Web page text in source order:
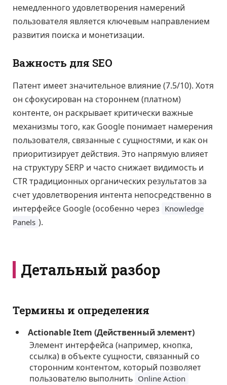
немедленного удовлетворения намерений
пользователя является ключевым направлением
развития поиска и монетизации.
Важность для SEO
Патент имеет значительное влияние (7.5/10). Хотя
он сфокусирован на стороннем (платном)
контенте, он раскрывает критически важные
механизмы того, как Google понимает намерения
пользователя, связанные с сущностями, и как он
приоритизирует действия. Это напрямую влияет
на структуру SERP и часто снижает видимость и
CTR традиционных органических результатов за
счет удовлетворения интента непосредственно в
интерфейсе Google (особенно через Knowledge
Panels ).
Детальный разбор
Термины и определения
Actionable Item (Действенный элемент)
Элемент интерфейса (например, кнопка,
ссылка) в объекте сущности, связанный со
сторонним контентом, который позволяет
пользователю выполнить Online Action